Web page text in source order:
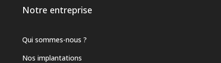
Notre entreprise
Qui sommes-nous ?
Nos implantations